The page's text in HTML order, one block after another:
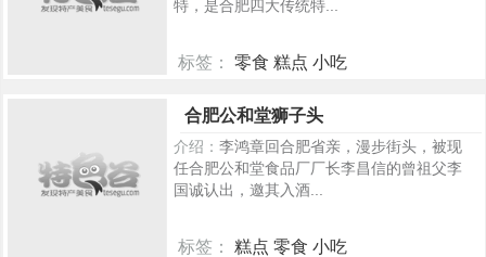
特，是合肥四大传统特...
标签： 零食 糕点 小吃
合肥公和堂狮子头
介绍： 李鸿章回合肥省亲，漫步街头，被现
任合肥公和堂食品厂厂长李昌信的曾祖父李
国诚认出，邀其入酒...
标签： 糕点 零食 小吃